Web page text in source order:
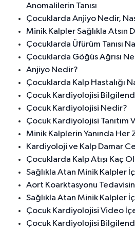
Anomalilerin Tanısı
Çocuklarda Anjiyo Nedir,
Minik Kalpler Sağlıkla Atsın
Çocuklarda Üfürüm Tanısı
Çocuklarda Göğüs Ağrısı
Anjiyo Nedir?
Çocuklarda Kalp Hastalığı
Çocuk Kardiyolojisi
Çocuk Kardiyolojisi Nedir?
Çocuk Kardiyolojisi Tanıtım
Minik Kalplerin Yanında Her
Kardiyoloji ve Kalp Damar
Çocuklarda Kalp Atışı Kaç
Sağlıkla Atan Minik Kalpler
Aort Koarktasyonu
Sağlıkla Atan Minik Kalpler
Çocuk Kardiyolojisi Video
Çocuk Kardiyolojisi